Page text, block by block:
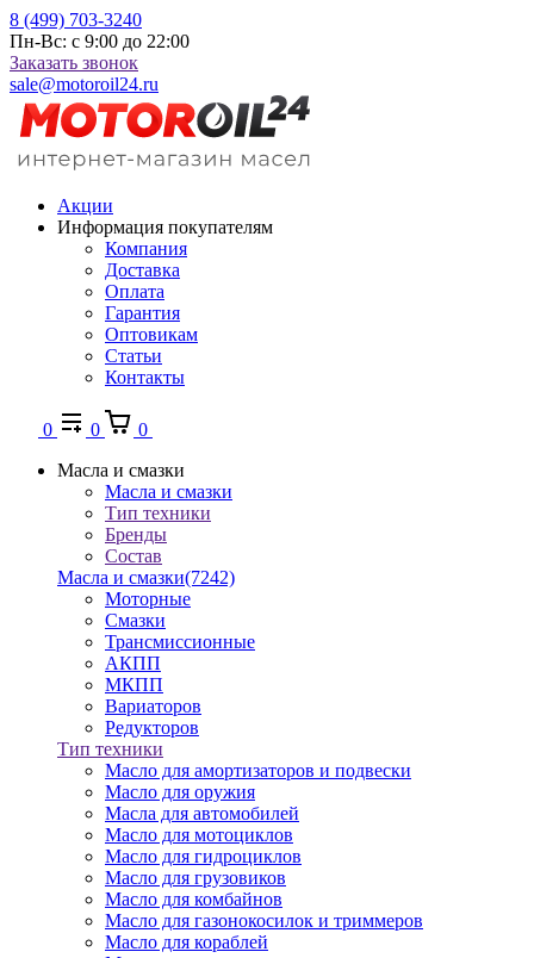
8 (499) 703-3240
Пн-Вс: с 9:00 до 22:00
Заказать звонок
sale@motoroil24.ru
Акции
Информация покупателям
Компания
Доставка
Оплата
Гарантия
Оптовикам
Статьи
Контакты
0 0
0
Масла и смазки
Масла и смазки
Тип техники
Бренды
Состав
Масла и смазки(7242)
Моторные
Смазки
Трансмиссионные
АКПП
МКПП
Вариаторов
Редукторов
Тип техники
Масло для амортизаторов и подвески
Масло для оружия
Масла для автомобилей
Масло для мотоциклов
Масло для гидроциклов
Масло для грузовиков
Масло для комбайнов
Масло для газонокосилок и триммеров
Масло для кораблей